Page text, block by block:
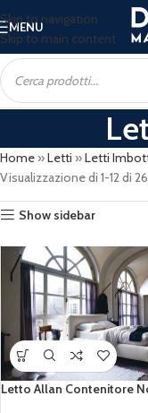
Skip to navigation
Skip to main content
MENU
Home »Letti »Letti
Visualizzazione di 1-12 di
Show sidebar
Letto Allan Contenitore